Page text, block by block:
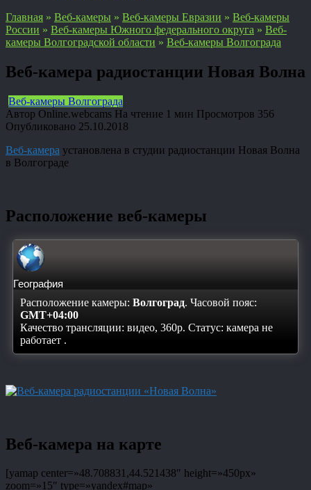
Главная » Веб-камеры » Веб-камеры Евразии » Веб-камеры
России » Веб-камеры Южного федерального округа » Веб-
камеры Волгоградской области » Веб-камеры Волгограда
Веб-камера радиостанции Новая Волна
Веб-камеры Волгограда
Автор Online.webcams На чтение 1 мин Просмотров 356
Опубликовано 25.10.2018
Веб-камера установлена в студии радиостанции Новая Волна
в Волгограде
Расположение веб-камеры
География
Расположение камеры: Волгоград. Часовой пояс:
GMT+04:00
Качество трансляции: видео, 360p. Статус: камера не
работает .
Веб-камера на карте
[yamap center=»48.708831,44.521438″ height=»450px»
zoom=»15″ type=»yandex#map»